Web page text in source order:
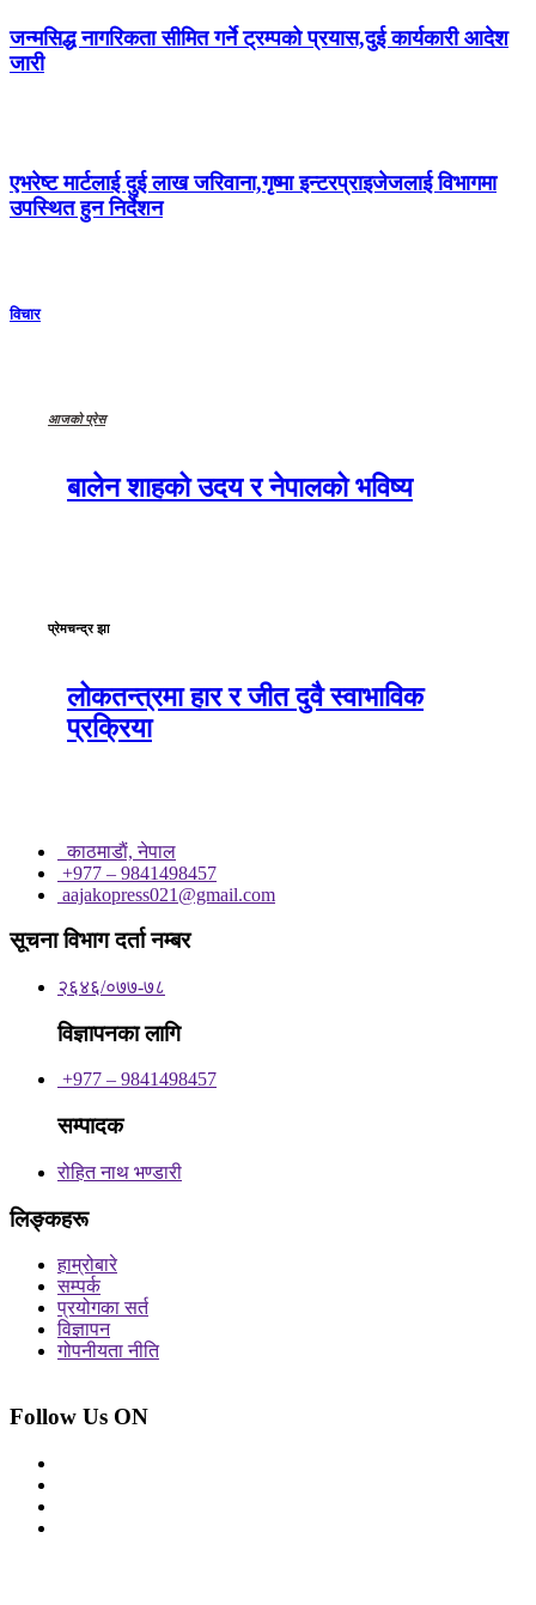
जन्मसिद्ध नागरिकता सीमित गर्ने ट्रम्पको प्रयास,दुई कार्यकारी आदेश
जारी
एभरेष्ट मार्टलाई दुई लाख जरिवाना,गृष्मा इन्टरप्राइजेजलाई विभागमा
उपस्थित हुन निर्देशन
विचार
आजको प्रेस
बालेन शाहको उदय र नेपालको भविष्य
प्रेमचन्द्र झा
लोकतन्त्रमा हार र जीत दुवै स्वाभाविक
प्रक्रिया
काठमाडाैं, नेपाल
+977 – 9841498457
aajakopress021@gmail.com
सूचना विभाग दर्ता नम्बर
२६४६/०७७-७८
विज्ञापनका लागि
+977 – 9841498457
सम्पादक
रोहित नाथ भण्डारी
लिङ्कहरू
हाम्रोबारे
सम्पर्क
प्रयोगका सर्त
विज्ञापन
गोपनीयता नीति
Follow Us ON